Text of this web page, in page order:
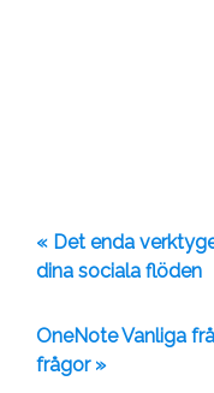
« Det enda
dina sociala flöden
OneNote Vanliga
frågor »